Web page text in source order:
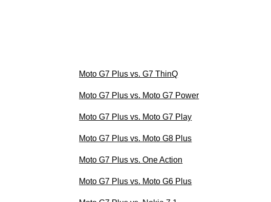
Moto G7 Plus vs. G7 ThinQ
Moto G7 Plus vs. Moto G7 Power
Moto G7 Plus vs. Moto G7 Play
Moto G7 Plus vs. Moto G8 Plus
Moto G7 Plus vs. One Action
Moto G7 Plus vs. Moto G6 Plus